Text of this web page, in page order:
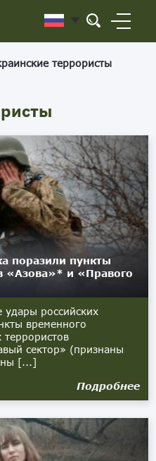
террористы
поразили пункты
«Азова»* и «Правого
российских
временного
террористов
сектор» (признаны
[...]
Подробнее